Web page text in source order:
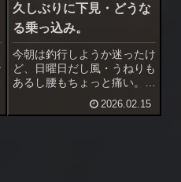
久しぶりに下見・どうな
る乗っ込み。
今朝は釣行しようか迷ったけ
ど、日曜日だし風・うねりも
あるし腰もちょっと痛い。久
しぶりに下見をする事にし
た。行った場所は２ヶ所。最
2026.02.15